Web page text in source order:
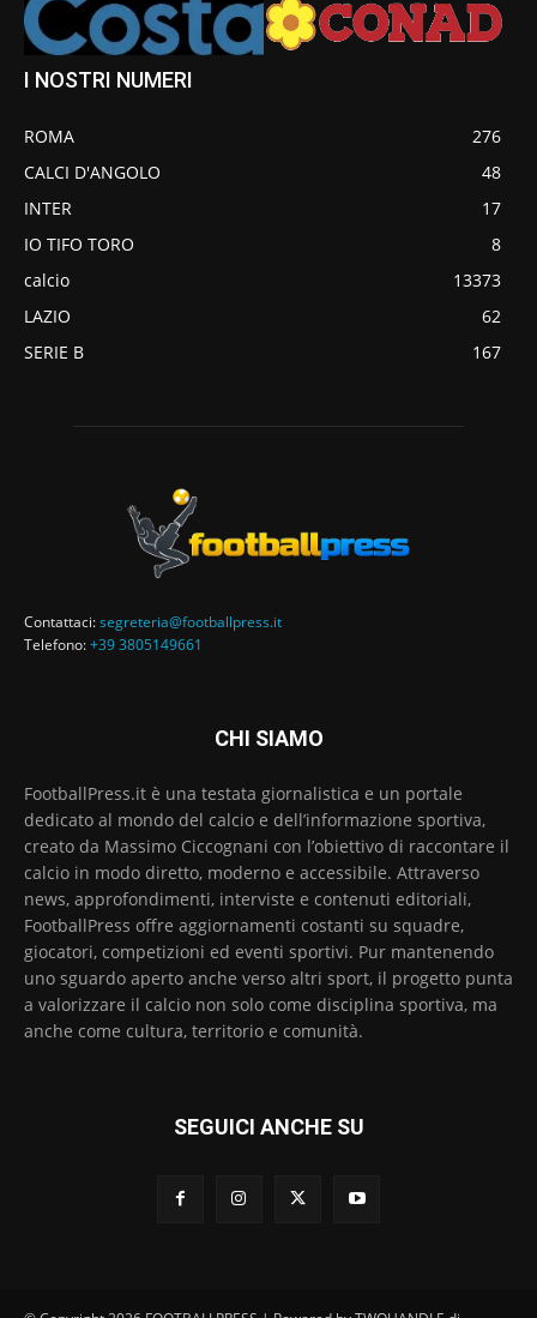
I NOSTRI NUMERI
ROMA
276
CALCI D'ANGOLO
48
INTER
17
IO TIFO TORO
8
calcio
13373
LAZIO
62
SERIE B
167
Contattaci:segreteria@footballpress.it
Telefono:+39 3805149661
CHI SIAMO
FootballPress.it è una testata giornalistica e un portale
dedicato al mondo del calcio e dell’informazione sportiva,
creato da Massimo Ciccognani con l’obiettivo di raccontare il
calcio in modo diretto, moderno e accessibile. Attraverso
news, approfondimenti, interviste e contenuti editoriali,
FootballPress offre aggiornamenti costanti su squadre,
giocatori, competizioni ed eventi sportivi. Pur mantenendo
uno sguardo aperto anche verso altri sport, il progetto punta
a valorizzare il calcio non solo come disciplina sportiva, ma
anche come cultura, territorio e comunità.
SEGUICI ANCHE SU